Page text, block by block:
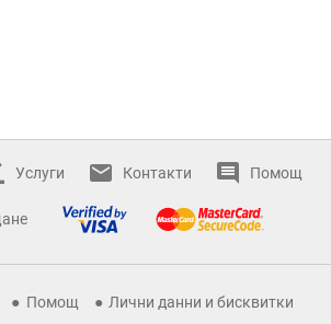
Услуги Контакти Помощ
Помощ Лични данни и бисквитки